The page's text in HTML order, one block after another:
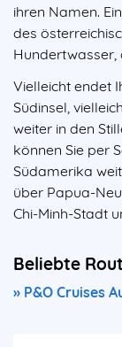
ihren Namen.
des
Hundertwasser,
Vielleicht endet
Südinsel,
weiter in den
können Sie per
Südamerika
über Papua-
Chi-Minh-Stadt
Beliebte
» P&O Cruises